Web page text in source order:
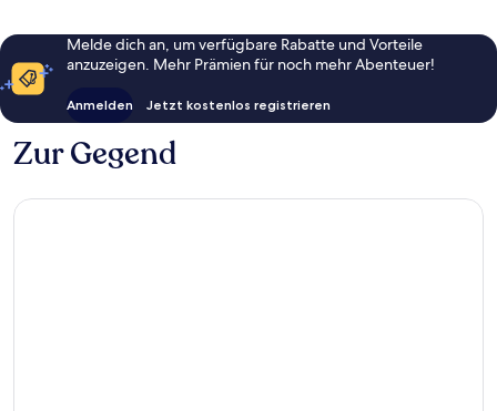
Melde dich an, um verfügbare Rabatte und Vorteile
anzuzeigen. Mehr Prämien für noch mehr Abenteuer!
Anmelden Jetzt kostenlos registrieren
Zur Gegend